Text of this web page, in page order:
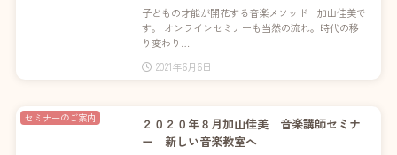
子どもの才能が開花する音楽メソッド 加山佳美で
す。 オンラインセミナーも当然の流れ。時代の移
り変わり…
2021年6月6日
２０２０年８月加山佳美 音楽講師セミナ
ー 新しい音楽教室へ
セミナーのご案内